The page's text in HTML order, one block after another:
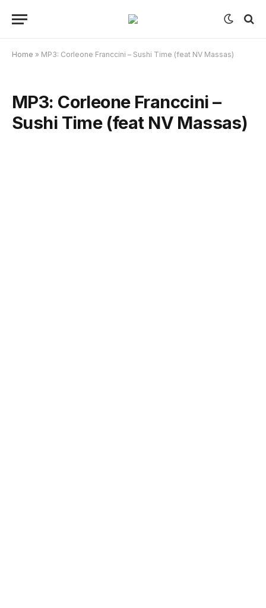
Home » MP3: Corleone Franccini – Sushi Time (feat NV Massas)
MP3: Corleone Franccini –
Sushi Time (feat NV Massas)